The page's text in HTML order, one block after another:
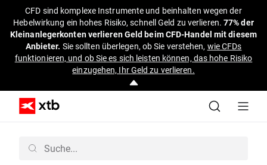
CFD sind komplexe Instrumente und beinhalten wegen der
Hebelwirkung ein hohes Risiko, schnell Geld zu verlieren.77% der
Kleinanlegerkonten verlieren Geld beim CFD-Handel mit diesem
Anbieter. Sie sollten überlegen, ob Sie verstehen, wie CFDs
funktionieren, und ob Sie es sich leisten können, das hohe Risiko
einzugehen, Ihr Geld zu verlieren.